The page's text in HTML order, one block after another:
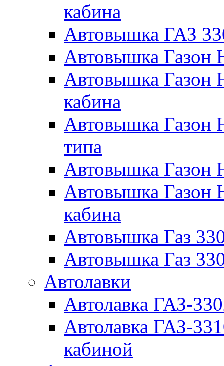
кабина
Автовышка ГАЗ
Автовышка
Автовышка Газон
кабина
Автовышка Газон
типа
Автовышка Газон
Автовышка Газон
кабина
Автовышка Газ
Автовышка Газ
Автолавки
Автолавка ГАЗ-
Автолавка ГАЗ-
кабиной